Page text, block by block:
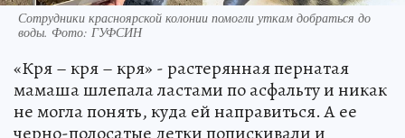
Сотрудники красноярской колонии помогли уткам добраться до
воды. Фото: ГУФСИН
«Кря – кря – кря» - растерянная пернатая
мамаша шлепала ластами по асфальту и никак
не могла понять, куда ей направиться. А ее
черно-полосатые детки попискивали и